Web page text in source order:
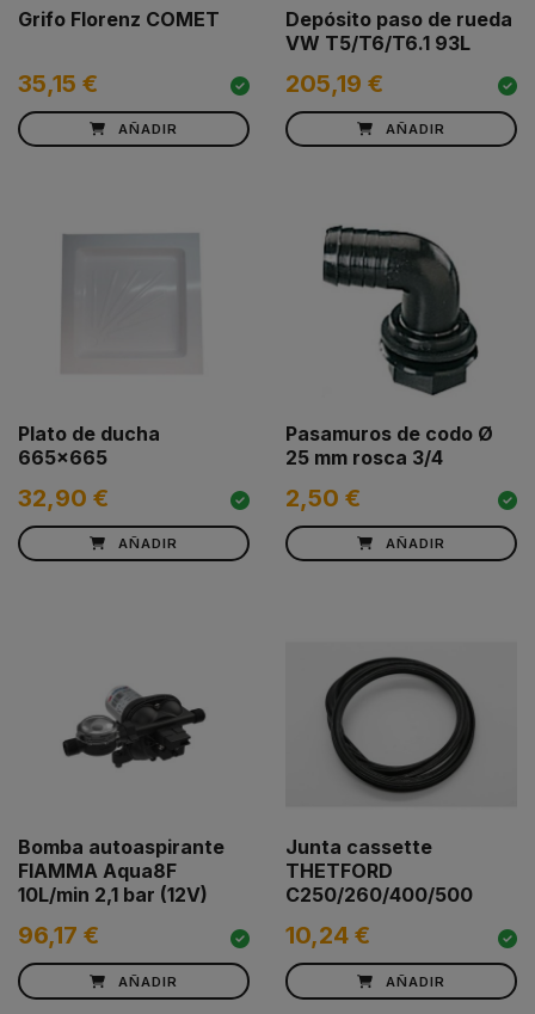
Grifo Florenz COMET
35,15 €
AÑADIR
Depósito paso de rueda
VW T5/T6/T6.1 93L
205,19 €
AÑADIR
Plato de ducha
665x665
32,90 €
AÑADIR
Pasamuros de codo Ø
25 mm rosca 3/4
2,50 €
AÑADIR
Bomba autoaspirante
FIAMMA Aqua8F
10L/min 2,1 bar (12V)
96,17 €
AÑADIR
Junta cassette
THETFORD
C250/260/400/500
10,24 €
AÑADIR